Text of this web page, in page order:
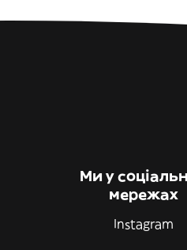
Ми у
мережах
Instagram